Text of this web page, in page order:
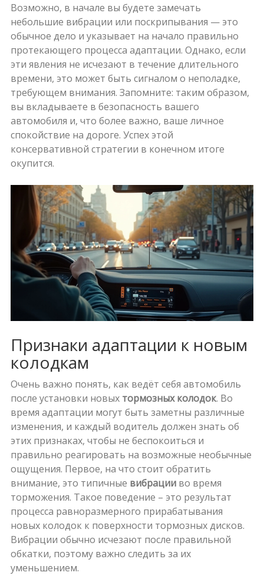
Возможно, в начале вы будете замечать
небольшие вибрации или поскрипывания — это
обычное дело и указывает на начало правильно
протекающего процесса адаптации. Однако, если
эти явления не исчезают в течение длительного
времени, это может быть сигналом о неполадке,
требующем внимания. Запомните: таким образом,
вы вкладываете в безопасность вашего
автомобиля и, что более важно, ваше личное
спокойствие на дороге. Успех этой
консервативной стратегии в конечном итоге
окупится.
Признаки адаптации к новым
колодкам
Очень важно понять, как ведёт себя автомобиль
после установки новых тормозных колодок. Во
время адаптации могут быть заметны различные
изменения, и каждый водитель должен знать об
этих признаках, чтобы не беспокоиться и
правильно реагировать на возможные необычные
ощущения. Первое, на что стоит обратить
внимание, это типичные вибрацииво время
торможения. Такое поведение – это результат
процесса равноразмерного прирабатывания
новых колодок к поверхности тормозных дисков.
Вибрации обычно исчезают после правильной
обкатки, поэтому важно следить за их
уменьшением.